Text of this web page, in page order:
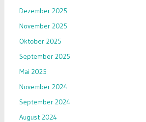
Dezember 2025
November 2025
Oktober 2025
September 2025
Mai 2025
November 2024
September 2024
August 2024